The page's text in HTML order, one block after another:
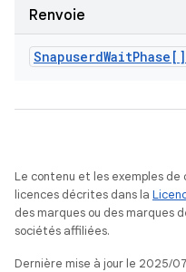
Renvoie
SnapuserdWaitPhase[]
Le contenu et les exemples
licences décrites dans la
des marques ou des marques
sociétés affiliées.
Dernière mise à jour le 2025/